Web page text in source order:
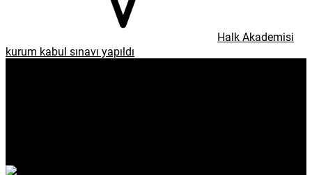
Halk Akademisi
kurum kabul sınavı yapıldı